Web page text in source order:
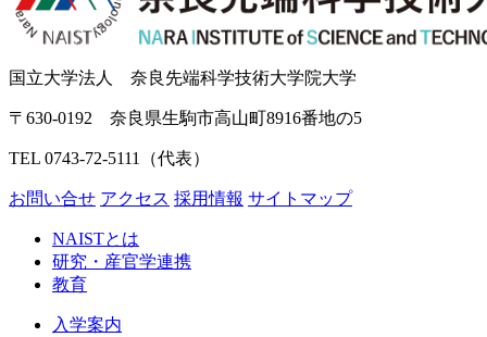
国立大学法人 奈良先端科学技術大学院大学
〒630-0192 奈良県生駒市高山町8916番地の5
TEL 0743-72-5111（代表）
お問い合せ アクセス 採用情報 サイトマップ
NAISTとは
研究・産官学連携
教育
入学案内